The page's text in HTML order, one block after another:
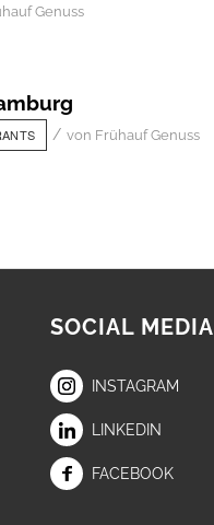
Genuss
/ von Frühauf Genuss
SOCIAL MEDIA
INSTAGRAM
LINKEDIN
FACEBOOK